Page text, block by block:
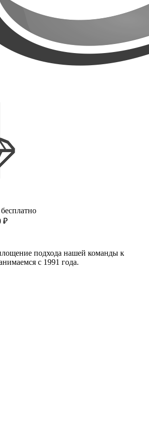
₽
подхода нашей команды к
с 1991 года.